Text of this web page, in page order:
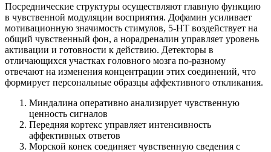
Посреднические структуры осуществляют главную функцию
в чувственной модуляции восприятия. Дофамин усиливает
мотивационную значимость стимулов, 5-HT воздействует на
общий чувственный фон, а норадреналин управляет уровень
активации и готовности к действию. Детекторы в
отличающихся участках головного мозга по-разному
отвечают на изменения концентрации этих соединений, что
формирует персональные образцы аффективного откликания.
Миндалина оперативно анализирует чувственную
ценность сигналов
Передняя кортекс управляет интенсивность
аффективных ответов
Морской конек соединяет чувственную сведения с